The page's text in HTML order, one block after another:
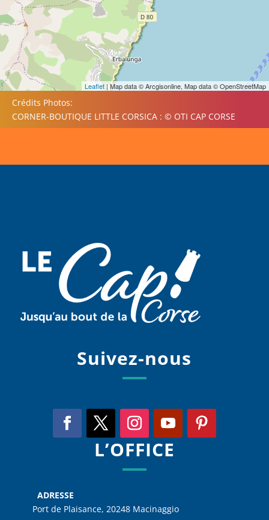
Leaflet | Map data © Arcgisonline, Map data © OpenStreetMap
Crédits Photos:
CORNER-BOUTIQUE LITTLE CORSICA : © OTI CAP CORSE
Suivez-nous
L’OFFICE
ADRESSE
Port de Plaisance, 20248 Macinaggio